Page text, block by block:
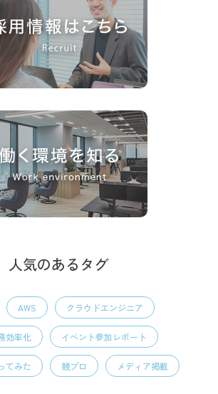
人気のあるタグ
AWS クラウドエンジニア
効率化 イベント参加レポート
てみた 競プロ メディア掲載